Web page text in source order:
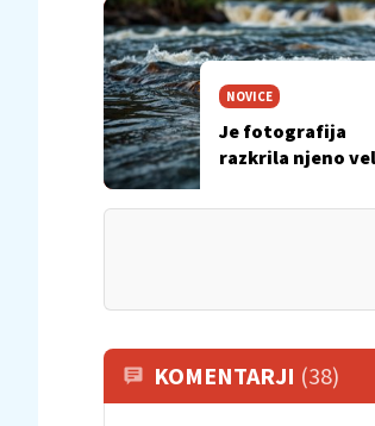
NOVICE
Je fotografija
razkrila njeno
KOMENTARJI (38)